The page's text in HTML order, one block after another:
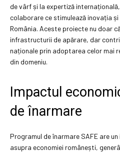
de vârf și la expertiză
colaborare ce stimulează inovația
România. Aceste proiecte nu doar
infrastructurii de apărare, dar
naționale prin adoptarea celor mai
din domeniu.
Impactul
de înarmare
Programul de înarmare SAFE are
asupra economiei românești,